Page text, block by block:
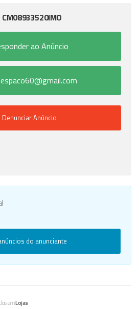
CM08933520IMO
ao Anúncio
Denunciar Anúncio
do anunciante
emLojas